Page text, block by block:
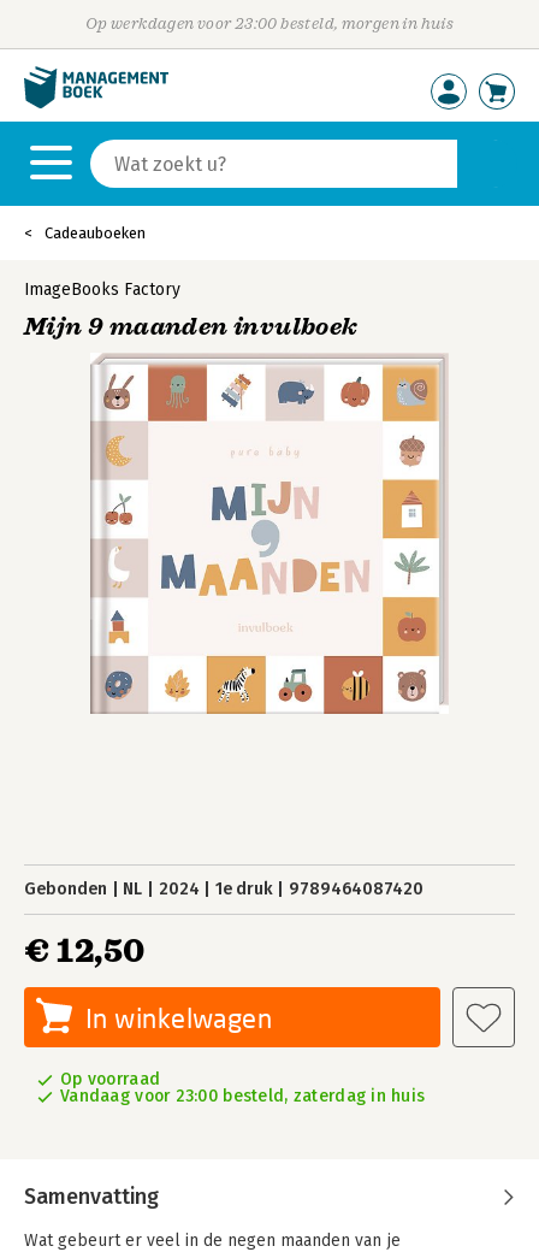
Op werkdagen voor 23:00 besteld, morgen in huis
Cadeauboeken
ImageBooks Factory
Mijn 9 maanden invulboek
Gebonden NL 2024 1e druk 9789464087420
€ 12,50
In winkelwagen
Op voorraad
Vandaag voor 23:00 besteld, zaterdag in huis
Samenvatting
Wat gebeurt er veel in de negen maanden van je